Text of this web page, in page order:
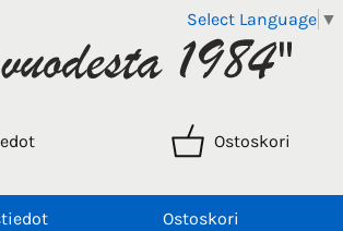
Select Language ▼
Ostoskori
Ostoskori